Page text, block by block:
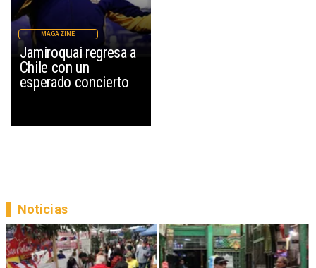
Jamiroquai regresa a
Chile con un
esperado concierto
MAGAZINE
Noticias